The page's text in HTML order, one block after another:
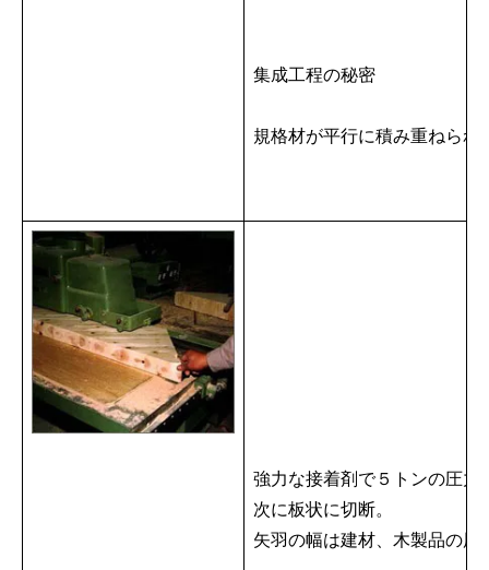
集成工程の秘密
規格材が平行に積み重ねら
強力な接着剤で５トンの圧力
次に板状に切断。
矢羽の幅は建材、木製品の